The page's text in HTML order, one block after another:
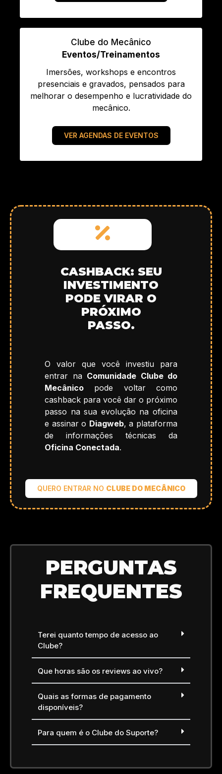
Clube do Mecânico
Eventos/Treinamentos
Imersões, workshops e encontros
presenciais e gravados, pensados para
melhorar o desempenho e lucratividade do
mecânico.
VER AGENDAS DE EVENTOS
CASHBACK: SEU
INVESTIMENTO
PODE VIRAR O
PRÓXIMO
PASSO.
O valor que você investiu para
entrar na Comunidade Clube do
Mecânico pode voltar como
cashback para você dar o próximo
passo na sua evolução na oficina
e assinar o Diagweb, a plataforma
de informações técnicas da
Oficina Conectada.
QUERO ENTRAR NO CLUBE DO MECÂNICO
PERGUNTAS
FREQUENTES
Terei quanto tempo de acesso ao
Clube?
Que horas são os reviews ao vivo?
Quais as formas de pagamento
disponíveis?
Para quem é o Clube do Suporte?